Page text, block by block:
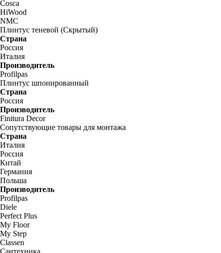
Cosca
HiWood
NMC
Плинтус теневой (Скрытый)
Страна
Россия
Италия
Производитель
Profilpas
Плинтус шпонированный
Страна
Россия
Производитель
Finitura Decor
Сопутствующие товары для монтажа
Страна
Италия
Россия
Китай
Германия
Польша
Производитель
Profilpas
Diele
Perfect Plus
My Floor
My Step
Classen
Сантехника